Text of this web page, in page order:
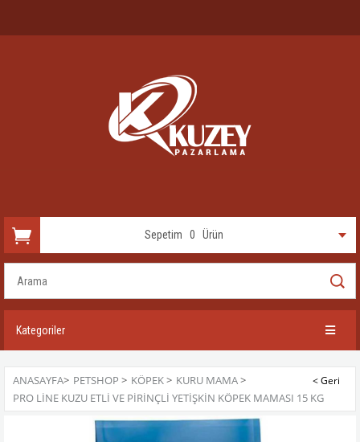
Sepetim 0 Ürün
Kategoriler
ANASAYFA> PETSHOP > KÖPEK> KURU MAMA>
PRO LINE KUZU ETLI VE PIRINÇLI YETIŞKIN KÖPEK MAMASI 15 KG